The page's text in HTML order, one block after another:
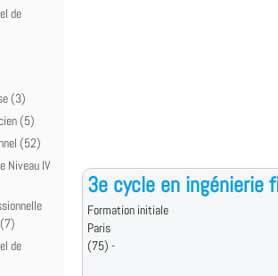
de
(3)
(5)
(52)
Niveau IV
de
3e cycle en ingénierie
Formation initiale
Paris
(75) -